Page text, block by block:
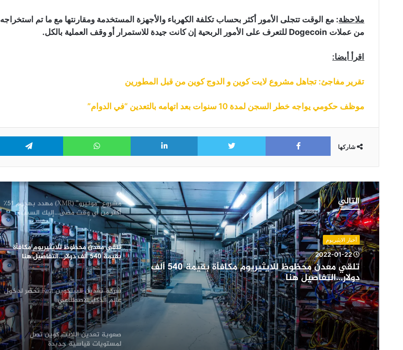
ملاحظة: مع الوقت تتجلى الأمور أكثر بحساب تكلفة الكهرباء والأجهزة المستخدمة ومقارنتها مع ما تم استخراجه
من عملات Dogecoin للتعرف على الأمور الربحية إن كانت جيدة للاستمرار أو وقف العملية بالكل.
اقرأ أيضا:
تقرير مفاجئ: تجاهل مشروع لايت كوين و الدوج كوين من قبل المطورين
موظف حكومي يواجه خطر السجن لمدة 10 سنوات بعد اتهامه بالتعدين “في الدوام”
شاركها
Facebook
Twitter
LinkedIn
WhatsApp
التالي
تلقي
معدن
محظوظ
للايثيريوم
مكافأة
بقيمة
540
ألف
دولار…
التفاصيل
هنا
أخبار الايثيريوم
2022-01-22
تلقي معدن محظوظ للايثيريوم مكافأة بقيمة 540 ألف
دولار…التفاصيل هنا
تلقي معدن محظوظ للايثيريوم مكافأة
بقيمة 540 ألف دولار…التفاصيل هنا
لمستويات قياسية جديدة
خوادمها…التفاصيل هنا
مشروع “مونيرو” (XMR) مهدد بهجوم 51٪
أكثر من أي وقت مضى…إليك السبب!
تلقي معدن محظوظ للايثيريوم مكافأة
بقيمة 540 ألف دولار…التفاصيل هنا
شركة تعدين البيتكوين Riot تحضر لدخول
عالم الذكاء الاصطناعي
صعوبة تعدين اللايت كوين تصل
لمستويات قياسية جديدة